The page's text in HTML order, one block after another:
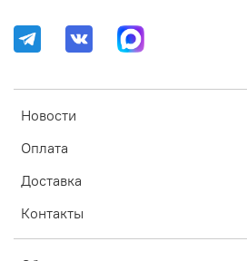
Новости
Оплата
Доставка
Контакты